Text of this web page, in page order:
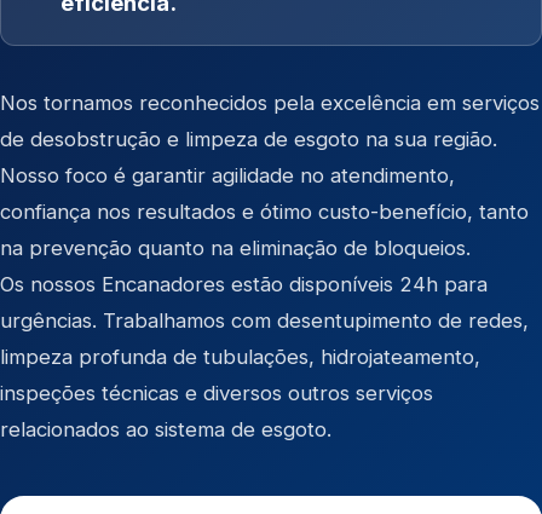
Nos tornamos reconhecidos pela excelência em serviços
de desobstrução e limpeza de esgoto na sua região.
Nosso foco é garantir agilidade no atendimento,
confiança nos resultados e ótimo custo-benefício, tanto
na prevenção quanto na eliminação de bloqueios.
Os nossos Encanadores estão disponíveis 24h para
urgências. Trabalhamos com desentupimento de redes,
limpeza profunda de tubulações, hidrojateamento,
inspeções técnicas e diversos outros serviços
relacionados ao sistema de esgoto.